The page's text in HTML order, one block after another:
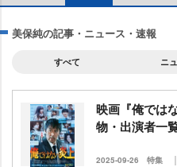
美保純の記事・ニュース・速報
すべて ニ
映画『俺では
物・出演者一
2025-09-26 特集